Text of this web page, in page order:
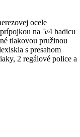
ocele
na 5/4 hadicu
tlakovou pružinou
s presahom
2 regálové police a